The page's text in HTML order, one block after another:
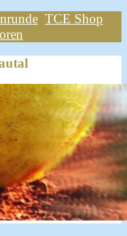
TCE Shop